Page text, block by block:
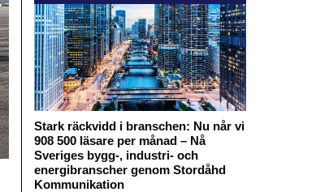
Stark räckvidd i branschen: Nu når vi
908 500 läsare per månad – Nå
Sveriges bygg-, industri- och
energibranscher genom Stordåhd
Kommunikation